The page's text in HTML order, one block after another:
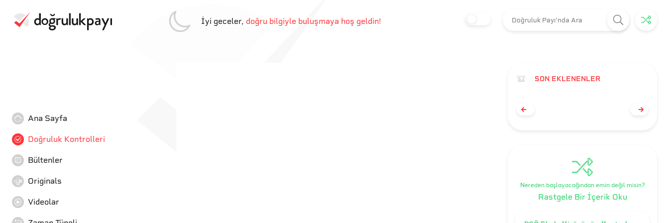
İyi geceler, doğru bilgiyle buluşmaya hoş geldin!
Ana Sayfa
Doğruluk Kontrolleri
Bültenler
Originals
Videolar
SON EKLENENLER
Nereden başlayacağından emin değil misin?
Rastgele Bir İçerik Oku